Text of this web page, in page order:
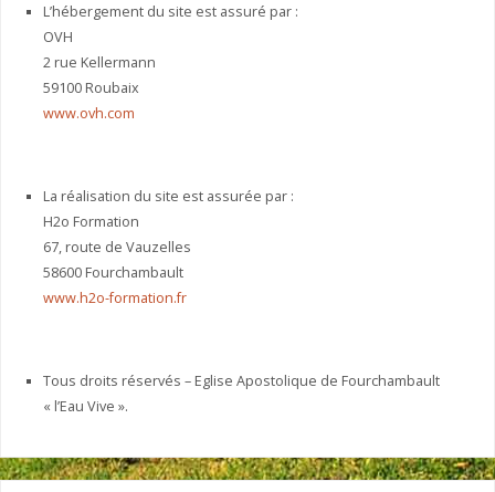
L’hébergement du site est assuré par :
OVH
2 rue Kellermann
59100 Roubaix
www.ovh.com
La réalisation du site est assurée par :
H2o Formation
67, route de Vauzelles
58600 Fourchambault
www.h2o-formation.fr
Tous droits réservés – Eglise Apostolique de Fourchambault
« l’Eau Vive ».